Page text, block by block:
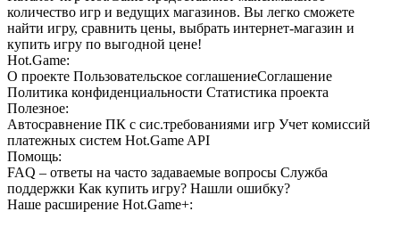
количество игр и ведущих магазинов. Вы легко сможете
найти игру, сравнить цены, выбрать интернет-магазин и
купить игру по выгодной цене!
Hot.Game:
О проекте Пользовательское соглашениеСоглашение
Политика конфиденциальности Статистика проекта
Полезное:
Автосравнение ПК с сис.требованиями игр Учет комиссий
платежных систем Hot.Game API
Помощь:
FAQ – ответы на часто задаваемые вопросы Служба
поддержки Как купить игру? Нашли ошибку?
Наше расширение Hot.Game+: